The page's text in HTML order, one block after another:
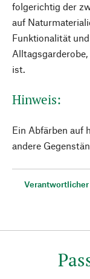
folgerichtig der
auf
Funktionalität
ist.
Hinweis:
Ein Abfärben auf
andere